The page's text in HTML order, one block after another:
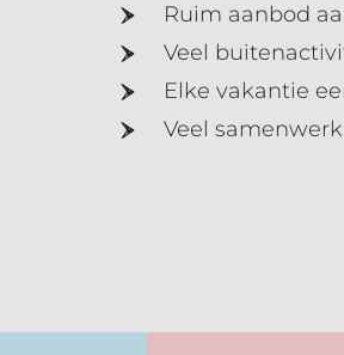
Ruim aanbod
Veel
Elke vakantie
Veel